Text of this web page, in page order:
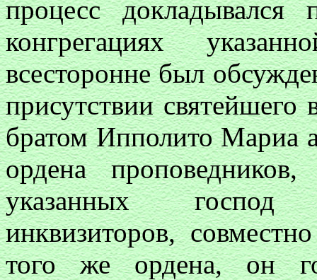
процесс
конгрегациях
всесторонне был
присутствии
братом Ипполито Мариа
ордена
указанных господ
инквизиторов,
того же ордена, он